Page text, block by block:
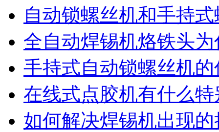
自动锁螺丝机和手持
全自动焊锡机烙铁头
手持式自动锁螺丝机
在线式点胶机有什么特
如何解决焊锡机出现